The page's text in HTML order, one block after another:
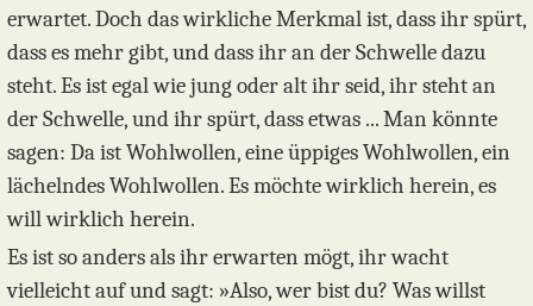
erwartet. Doch das wirkliche Merkmal ist, dass ihr spürt,
dass es mehr gibt, und dass ihr an der Schwelle dazu
steht. Es ist egal wie jung oder alt ihr seid, ihr steht an
der Schwelle, und ihr spürt, dass etwas ... Man könnte
sagen: Da ist Wohlwollen, eine üppiges Wohlwollen, ein
lächelndes Wohlwollen. Es möchte wirklich herein, es
will wirklich herein.
Es ist so anders als ihr erwarten mögt, ihr wacht
vielleicht auf und sagt: »Also, wer bist du? Was willst